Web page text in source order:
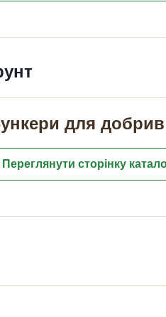
для добрив
Переглянути сторінку